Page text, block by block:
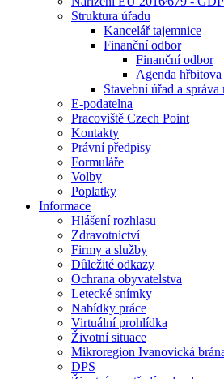
Struktura úřadu
Kancelář tajemnice
Finanční odbor
Finanční odbor
Agenda hřbitova
Stavební úřad a správa
E-podatelna
Pracoviště Czech Point
Kontakty
Právní předpisy
Formuláře
Volby
Poplatky
Informace
Hlášení rozhlasu
Zdravotnictví
Firmy a služby
Důležité odkazy
Ochrana obyvatelstva
Letecké snímky
Nabídky práce
Virtuální prohlídka
Životní situace
Mikroregion Ivanovická
DPS